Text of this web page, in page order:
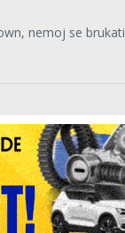
nemoj se brukati